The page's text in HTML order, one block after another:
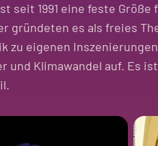
seit 1991 eine feste Größe
gründeten es als freies
zu eigenen
und Klimawandel auf. Es